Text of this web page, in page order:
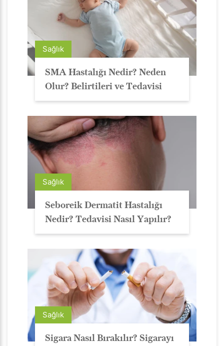
Sağlık
SMA Hastalığı Nedir? Neden
Olur? Belirtileri ve Tedavisi
Sağlık
Seboreik Dermatit Hastalığı
Nedir? Tedavisi Nasıl Yapılır?
Sağlık
Sigara Nasıl Bırakılır? Sigarayı